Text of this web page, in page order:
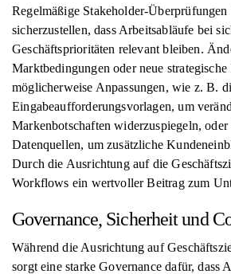
Regelmäßige Stakeholder-Überprüfungen
sicherzustellen, dass Arbeitsabläufe bei
Geschäftsprioritäten relevant bleiben.
Marktbedingungen oder neue
möglicherweise Anpassungen, wie z. B.
Eingabeaufforderungsvorlagen, um
Markenbotschaften widerzuspiegeln,
Datenquellen, um zusätzliche
Durch die Ausrichtung auf die
Workflows ein wertvoller Beitrag zum
Governance, Sicherheit und
Während die Ausrichtung auf
sorgt eine starke Governance dafür, dass